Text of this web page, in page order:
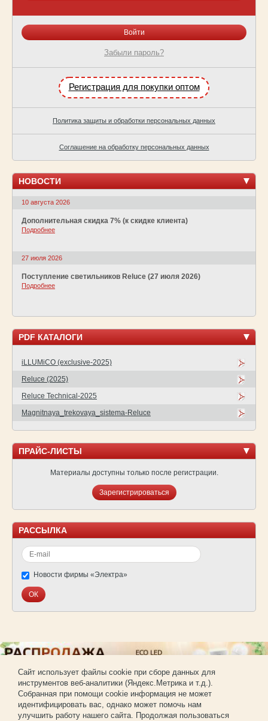
Забыли пароль?
Регистрация для покупки оптом
Политика защиты и обработки персональных данных
Соглашение на обработку персональных данных
НОВОСТИ
10 августа 2026
Дополнительная скидка 7% (к скидке клиента)
Подробнее
27 июля 2026
Поступление светильников Reluce (27 июля 2026)
Подробнее
PDF КАТАЛОГИ
iLLUMiCO (exclusive-2025)
Reluce (2025)
Reluce Technical-2025
Magnitnaya_trekovaya_sistema-Reluce
ПРАЙС-ЛИСТЫ
Материалы доступны только после регистрации.
Зарегистрироваться
РАССЫЛКА
Новости фирмы «Электра»
© Фирма «Электра»
Использование материалов сайта без согласования запрещено.
Создание и продвижение сайта — РА «Имиджпром»
Cайт использует файлы cookie при сборе данных для
инструментов веб-аналитики (Яндекс.Метрика и т.д.).
Собранная при помощи cookie информация не может
идентифицировать вас, однако может помочь нам
улучшить работу нашего сайта. Продолжая пользоваться